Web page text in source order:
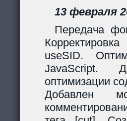
13 февраля
Передача
useSID.
JavaScript.
оптимизации
Добавлен